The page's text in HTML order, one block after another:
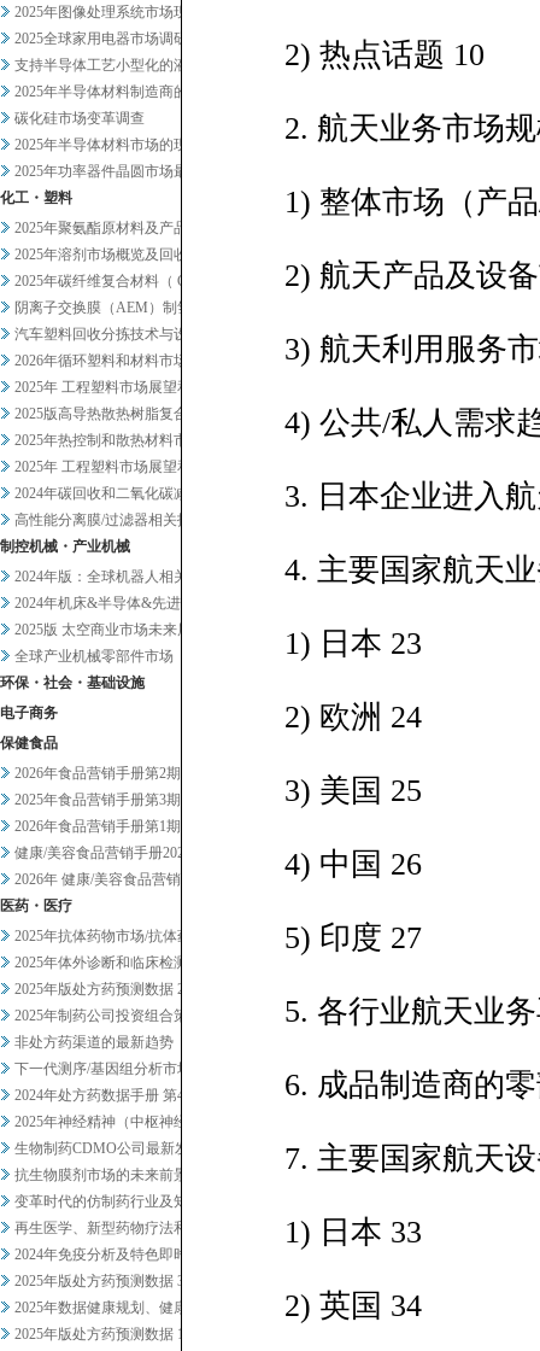
2025年图像处理系统市场现状...
2025全球家用电器市场调研
支持半导体工艺小型化的液体过滤...
2025年半导体材料制造商的业...
碳化硅市场变革调查
2025年半导体材料市场的现状...
2025年功率器件晶圆市场最新...
化工・塑料
2025年聚氨酯原材料及产品市...
2025年溶剂市场概览及回收相...
2025年碳纤维复合材料（ C...
阴离子交换膜（AEM）制氢及其...
汽车塑料回收分拣技术与设备调查
2026年循环塑料和材料市场新...
2025年 工程塑料市场展望和...
2025版高导热散热树脂复合材...
2025年热控制和散热材料市场...
2025年 工程塑料市场展望和...
2024年碳回收和二氧化碳减排...
高性能分离膜/过滤器相关技术和...
制控机械・产业机械
2024年版：全球机器人相关市...
2024年机床&半导体&先进设...
2025版 太空商业市场未来展...
全球产业机械零部件市场
环保・社会・基础设施
电子商务
保健食品
2026年食品营销手册第2期
2025年食品营销手册第3期
2026年食品营销手册第1期
健康/美容食品营销手册2025...
2026年 健康/美容食品营销...
医药・医疗
2025年抗体药物市场/抗体药...
2025年体外诊断和临床检测市...
2025年版处方药预测数据 2
2025年制药公司投资组合策略...
非处方药渠道的最新趋势
下一代测序/基因组分析市场20...
2024年处方药数据手册 第4...
2025年神经精神（中枢神经系...
生物制药CDMO公司最新发展趋...
抗生物膜剂市场的未来前景
变革时代的仿制药行业及知名企业...
再生医学、新型药物疗法和药物研...
2024年免疫分析及特色即时检...
2025年版处方药预测数据 3
2025年数据健康规划、健康管...
2025年版处方药预测数据 1
2) 热点话题 10
2. 航天业务市场
1) 整体市场（产
2) 航天产品及设
3) 航天利用服务
4) 公共/私人需求
3. 日本企业进入
4. 主要国家航天
1) 日本 23
2) 欧洲 24
3) 美国 25
4) 中国 26
5) 印度 27
5. 各行业航天业
6. 成品制造商的
7. 主要国家航天
1) 日本 33
2) 英国 34